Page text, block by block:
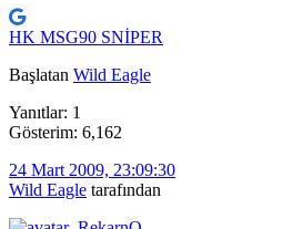
HK MSG90 SNİPER
Başlatan Wild Eagle
Yanıtlar: 1
Gösterim: 6,162
24 Mart 2009, 23:09:30
Wild Eagle tarafından